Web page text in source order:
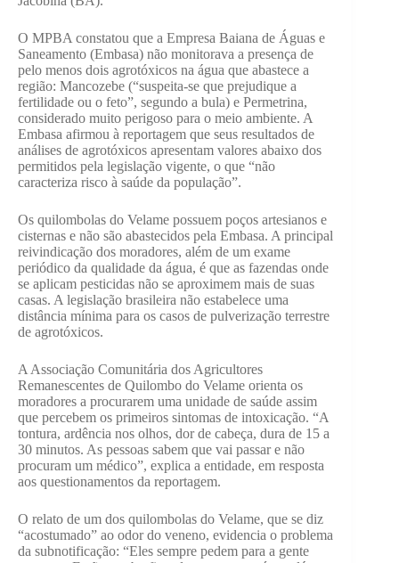
O MPBA constatou que a Empresa Baiana de Águas e
Saneamento (Embasa) não monitorava a presença de
pelo menos dois agrotóxicos na água que abastece a
região: Mancozebe (“suspeita-se que prejudique a
fertilidade ou o feto”, segundo a bula) e Permetrina,
considerado muito perigoso para o meio ambiente. A
Embasa afirmou à reportagem que seus resultados de
análises de agrotóxicos apresentam valores abaixo dos
permitidos pela legislação vigente, o que “não
caracteriza risco à saúde da população”.
Os quilombolas do Velame possuem poços artesianos e
cisternas e não são abastecidos pela Embasa. A principal
reivindicação dos moradores, além de um exame
periódico da qualidade da água, é que as fazendas onde
se aplicam pesticidas não se aproximem mais de suas
casas. A legislação brasileira não estabelece uma
distância mínima para os casos de pulverização terrestre
de agrotóxicos.
A Associação Comunitária dos Agricultores
Remanescentes de Quilombo do Velame orienta os
moradores a procurarem uma unidade de saúde assim
que percebem os primeiros sintomas de intoxicação. “A
tontura, ardência nos olhos, dor de cabeça, dura de 15 a
30 minutos. As pessoas sabem que vai passar e não
procuram um médico”, explica a entidade, em resposta
aos questionamentos da reportagem.
O relato de um dos quilombolas do Velame, que se diz
“acostumado” ao odor do veneno, evidencia o problema
da subnotificação: “Eles sempre pedem para a gente